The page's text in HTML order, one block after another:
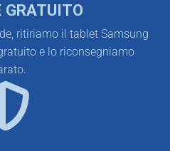
GRATUITO
ritiriamo il tablet Samsung
e lo riconsegniamo